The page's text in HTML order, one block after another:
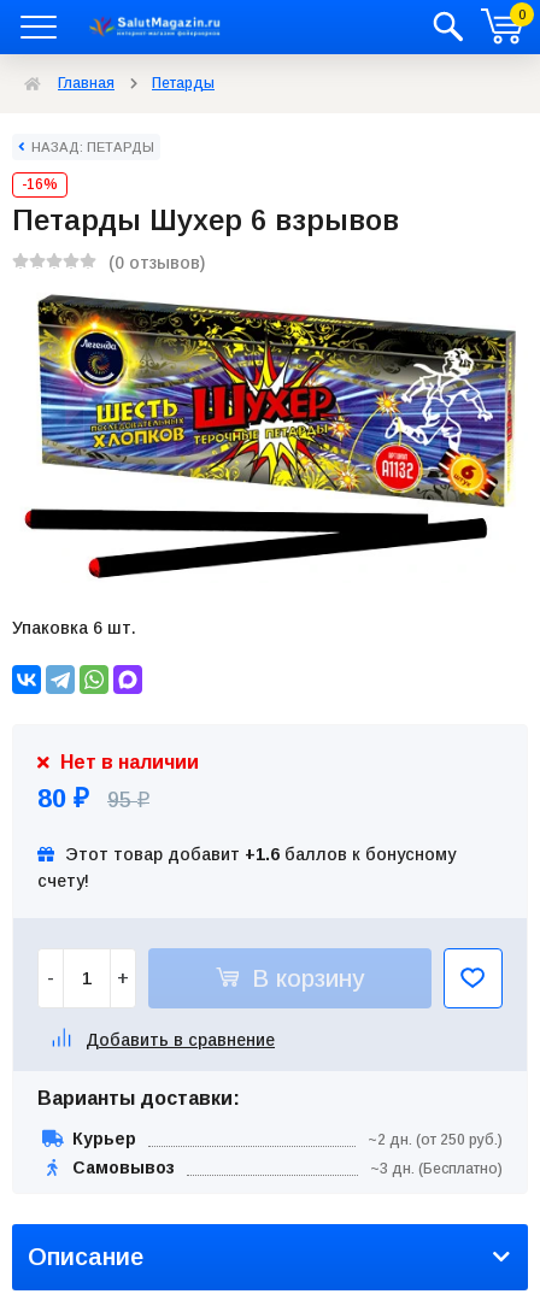
0
Главная Петарды
НАЗАД: ПЕТАРДЫ
-16%
Петарды Шухер 6 взрывов
(0 отзывов)
Упаковка 6 шт.
Нет в наличии
80 ₽ 95₽
Этот товар добавит +1.6 баллов к бонусному
счету!
- + В корзину
Добавить в сравнение
Варианты доставки:
Курьер ~2 дн. (от 250 руб.)
Самовывоз ~3 дн. (Бесплатно)
Описание